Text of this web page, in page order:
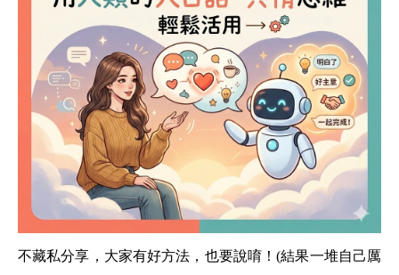
不藏私分享，大家有好方法，也要說唷！(結果一堆自己厲